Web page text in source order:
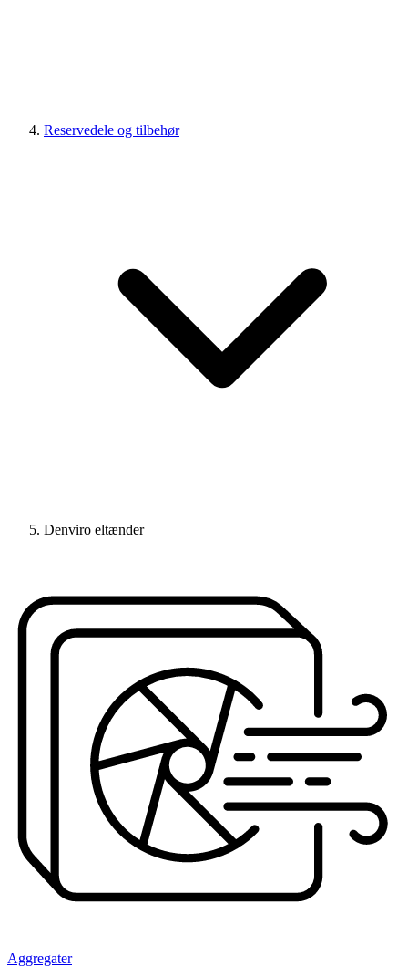
Reservedele og tilbehør
Denviro eltænder
Aggregater